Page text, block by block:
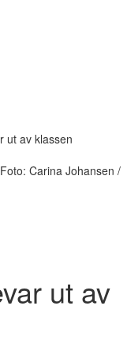
ut av klassen
Carina Johansen /
ut av